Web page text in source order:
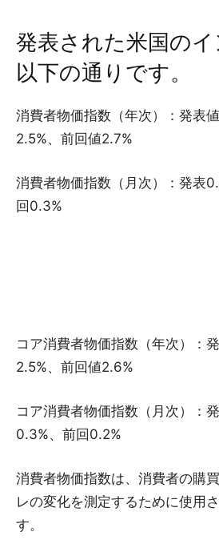
発表された米国の
以下の通りです。
消費者物価指数（年次）：発表
2.5%、前回値2.7%
消費者物価指数（月次）：発表
回0.3%
コア消費者物価指数（年次）：
2.5%、前回値2.6%
コア消費者物価指数（月次）：
0.3%、前回0.2%
消費者物価指数は、消費者の購
レの変化を測定するために使用
す。